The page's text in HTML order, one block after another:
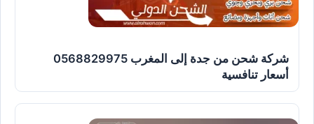
شركة شحن من جدة إلى المغرب 0568829975
أسعار تنافسية